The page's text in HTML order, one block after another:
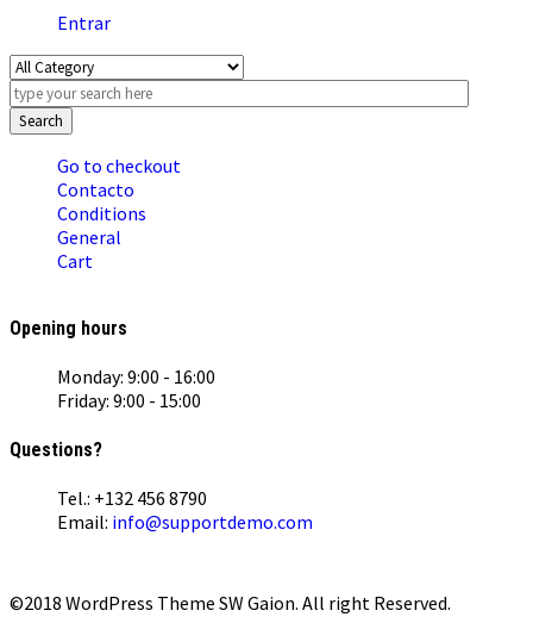
Entrar
Search
Go to checkout
Contacto
Conditions
General
Cart
Opening hours
Monday: 9:00 - 16:00
Friday: 9:00 - 15:00
Questions?
Tel.: +132 456 8790
Email: info@supportdemo.com
©2018 WordPress Theme SW Gaion. All right Reserved.